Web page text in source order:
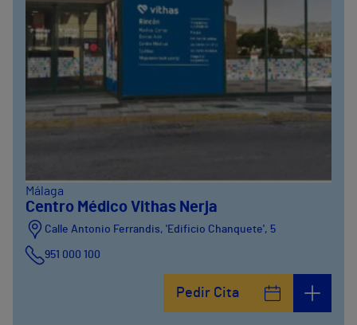
Málaga
Centro Médico Vithas Nerja
Calle Antonio Ferrandis, 'Edificio Chanquete', 5
951 000 100
Pedir Cita